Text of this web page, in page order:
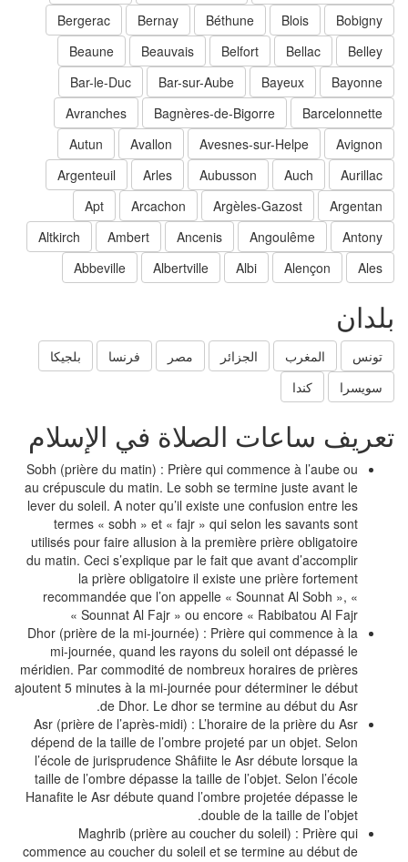
Bobigny
Blois
Béthune
Bernay
Bergerac
Belley
Bellac
Belfort
Beauvais
Beaune
Bayonne
Bayeux
Bar-sur-Aube
Bar-le-Duc
Barcelonnette
Bagnères-de-Bigorre
Avranches
Avignon
Avesnes-sur-Helpe
Avallon
Autun
Aurillac
Auch
Aubusson
Arles
Argenteuil
Argentan
Argèles-Gazost
Arcachon
Antony
Angoulême
Ancenis
Ambert
Altkirch
Ales
Alençon
Albertville
Abbeville
تونس المغرب الجزائر مصر فرنسا
بلجيكا
سويسرا
ساعات الصلاة في الإسلام
Sobh (prière du matin) : Prière qui commence à l’aube ou
au crépuscule du matin. Le sobh se termine juste avant le
lever du soleil. A noter qu’il existe une confusion entre les
termes « sobh » et « fajr » qui selon les savants sont
utilisés pour faire allusion à la première prière obligatoire
du matin. Ceci s’explique par le fait que avant d’accomplir
la prière obligatoire il existe une prière fortement
recommandée que l’on appelle « Sounnat Al Sobh », «
Sounnat Al Fajr » ou encore « Rabibatou Al Fajr »
Dhor (prière de la mi-journée) : Prière qui commence à la
mi-journée, quand les rayons du soleil ont dépassé le
méridien. Par commodité de nombreux horaires de prières
ajoutent 5 minutes à la mi-journée pour déterminer le début
de Dhor. Le dhor se termine au début du Asr.
Asr (prière de l’après-midi) : L’horaire de la prière du Asr
dépend de la taille de l’ombre projeté par un objet. Selon
l’école de jurisprudence Shâfiite le Asr débute lorsque la
taille de l’ombre dépasse la taille de l’objet. Selon l’école
Hanafite le Asr débute quand l’ombre projetée dépasse le
double de la taille de l’objet.
Maghrib (prière au coucher du soleil) : Prière qui
commence au coucher du soleil et se termine au début de